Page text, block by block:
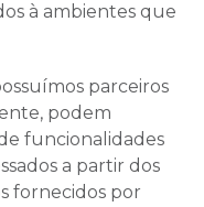
à ambientes que
parceiros
podem
funcionalidades
a partir dos
fornecidos por